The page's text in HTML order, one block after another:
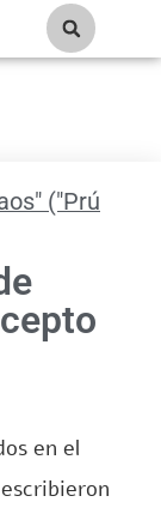
("Prú
en el